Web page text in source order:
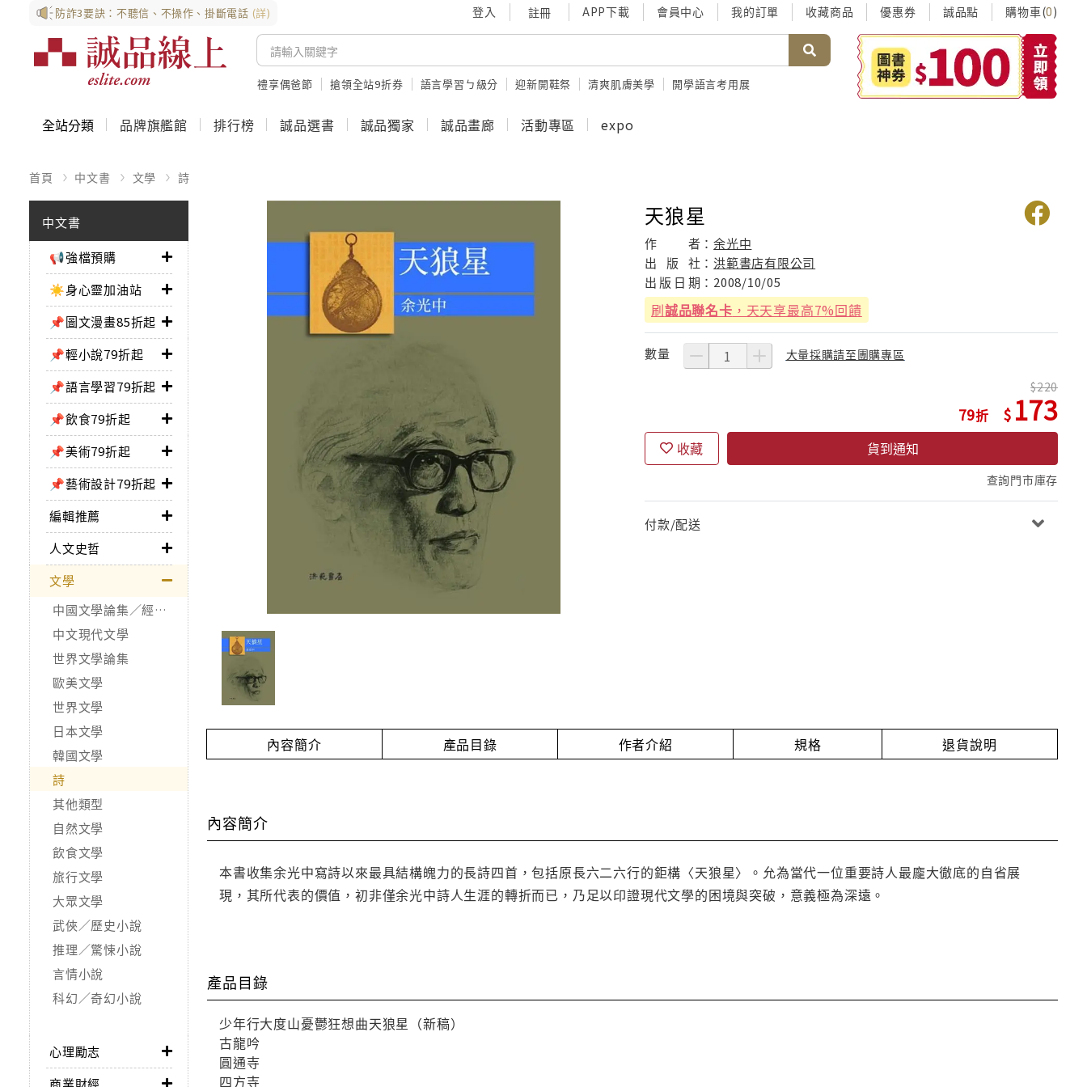
防詐3要訣：不聽信、不操作、掛斷電話 (詳) 登入 註冊 APP下載 會員中心 我的訂單 收藏商品 優惠券 誠品點 購物車(0)
禮享偶爸節 搶領全站9折券 語言學習ㄅ級分 迎新開鞋祭 清爽肌膚美學 開學語言考用展
全站分類 品牌旗艦館 排行榜 誠品選書 誠品獨家 誠品畫廊 活動專區 expo
首頁 中文書 文學 詩
中文書
📢強檔預購
☀️身心靈加油站
📌圖文漫畫85折起
📌輕小說79折起
📌語言學習79折起
📌飲食79折起
📌美術79折起
📌藝術設計79折起
編輯推薦
人文史哲
文學
中國文學論集／經典作品
中文現代文學
世界文學論集
歐美文學
世界文學
日本文學
韓國文學
詩
其他類型
自然文學
飲食文學
旅行文學
大眾文學
武俠／歷史小說
推理／驚悚小說
言情小說
科幻／奇幻小說
心理勵志
商業財經
天狼星
作 者：余光中
出
版 社： 洪範書店有限公司
出 版 日 期： 2008/10/05
刷誠品聯名卡 ，天天享最高7%回饋
數量 大量採購請至團購專區
79
220
173
收藏 貨到通知
查詢門市庫存
付款/配送
內容簡介 產品目錄 作者介紹 規格 退貨說明
內容簡介
本書收集余光中寫詩以來最具結構魄力的長詩四首，包括原長六二六行的鉅構〈天狼星〉。允為當代一位重要詩人最龐大徹底的自省展
現，其所代表的價值，初非僅余光中詩人生涯的轉折而已，乃足以印證現代文學的困境與突破，意義極為深遠。
產品目錄
少年行大度山憂鬱狂想曲天狼星（新稿）
古龍吟
圓通寺
四方寺